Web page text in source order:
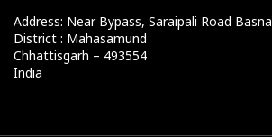
Address: Near Bypass, Saraipali Road Basna
District : Mahasamund
Chhattisgarh – 493554
India